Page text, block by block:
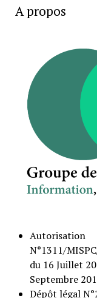
A propos
Autorisation
N°1311/
du 16 Juillet
Septembre
Dépôt légal